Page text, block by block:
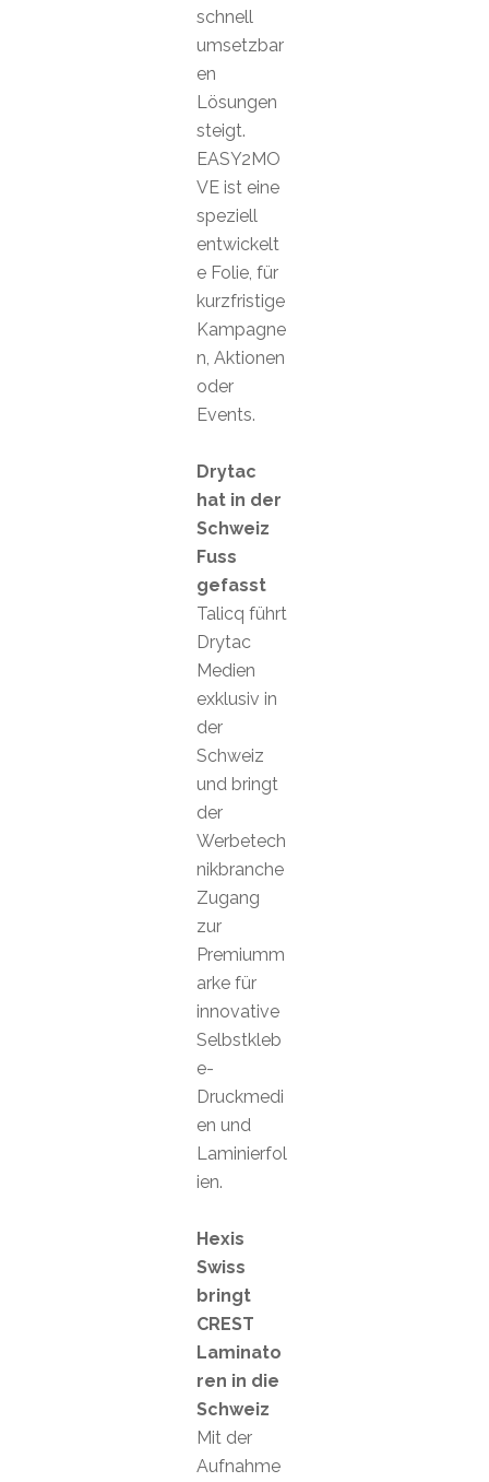
schnell
umsetzbar
en
Lösungen
steigt.
EASY2MO
VE ist eine
speziell
entwickelt
e Folie, für
kurzfristige
Kampagne
n, Aktionen
oder
Events.
Drytac
hat in der
Schweiz
Fuss
gefasst
Talicq führt
Drytac
Medien
exklusiv in
der
Schweiz
und bringt
der
Werbetech
nikbranche
Zugang
zur
Premiumm
arke für
innovative
Selbstkleb
e-
Druckmedi
en und
Laminierfol
ien.
Hexis
Swiss
bringt
CREST
Laminato
ren in die
Schweiz
Mit der
Aufnahme